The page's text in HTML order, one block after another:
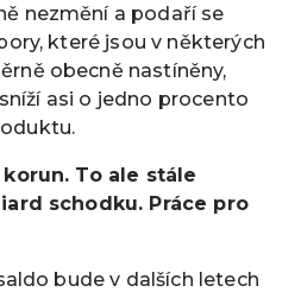
nezmění a podaří se
které jsou v některých
obecně nastíněny,
asi o jedno procento
To ale stále
schodku. Práce pro
bude v dalších letech